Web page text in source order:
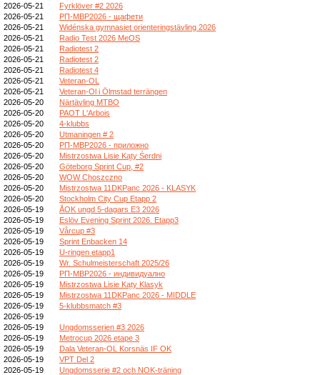
2026-05-21
Fyrklöver #2 2026
2026-05-21
РП-МВР2026 - щафети
2026-05-21
Widénska gymnasiet orienteringstävling 2026
2026-05-21
Radio Test 2026 MeOS
2026-05-21
Radiotest 2
2026-05-21
Radiotest 2
2026-05-21
Radiotest 4
2026-05-21
Veteran-OL
2026-05-21
Veteran-Ol i Ölmstad terrängen
2026-05-20
Närtävling MTBO
2026-05-20
PAOT L'Arbois
2026-05-20
4-klubbs
2026-05-20
Utmaningen # 2
2026-05-20
РП-МВР2026 - приложно
2026-05-20
Mistrzostwa Lisie Kąty Śerdni
2026-05-20
Göteborg Sprint Cup, #2
2026-05-20
WOW Choszczno
2026-05-20
Mistrzostwa 11DKPanc 2026 - KLASYK
2026-05-20
Stockholm City Cup Etapp 2
2026-05-19
ÅOK ungd 5-dagars E3 2026
2026-05-19
Eslöv Evening Sprint 2026. Etapp3
2026-05-19
Vårcup #3
2026-05-19
Sprint Enbacken 14
2026-05-19
U-ringen etapp1
2026-05-19
Wr. Schulmeisterschaft 2025/26
2026-05-19
РП-МВР2026 - индивидуално
2026-05-19
Mistrzostwa Lisie Kąty Klasyk
2026-05-19
Mistrzostwa 11DKPanc 2026 - MIDDLE
2026-05-19
5-klubbsmatch #3
2026-05-19
2026-05-19
Ungdomsserien #3 2026
2026-05-19
Metrocup 2026 etape 3
2026-05-19
Dala Veteran-OL Korsnäs IF OK
2026-05-19
VPT Del 2
2026-05-19
Ungdomsserie #2 och NOK-träning